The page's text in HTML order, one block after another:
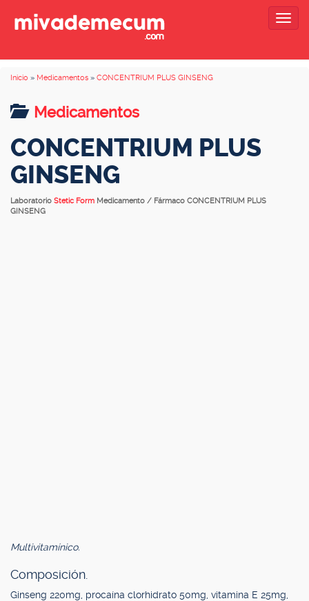
Inicio » Medicamentos » CONCENTRIUM PLUS GINSENG
Medicamentos
CONCENTRIUM PLUS
GINSENG
Laboratorio Stetic Form Medicamento / Fármaco CONCENTRIUM PLUS
GINSENG
Multivitamínico.
Composición.
Ginseng 220mg, procaína clorhidrato 50mg, vitamina E 25mg,